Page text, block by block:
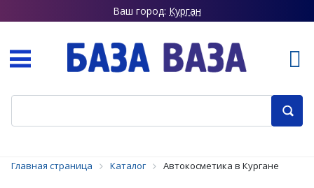
Ваш город: Курган
Главная страница Каталог Автокосметика в Кургане